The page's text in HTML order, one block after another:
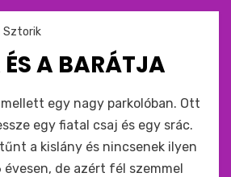
Sztorik
A BARÁTJA
egy nagy parkolóban. Ott
egy fiatal csaj és egy srác.
a kislány és nincsenek ilyen
évesen, de azért fél szemmel